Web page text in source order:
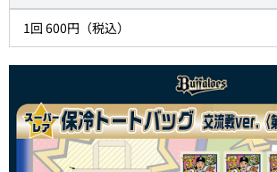
1回 600円（税込）